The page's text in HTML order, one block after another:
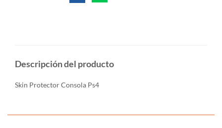
Descripción del producto
Skin Protector Consola Ps4